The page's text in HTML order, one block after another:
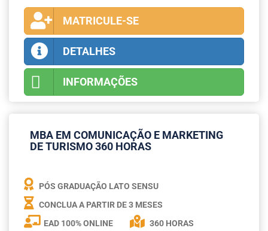
MATRICULE-SE
DETALHES
INFORMAÇÕES
MBA EM COMUNICAÇÃO E MARKETING
DE TURISMO 360 HORAS
PÓS GRADUAÇÃO LATO SENSU
CONCLUA A PARTIR DE3 MESES
EAD 100% ONLINE
360 HORAS